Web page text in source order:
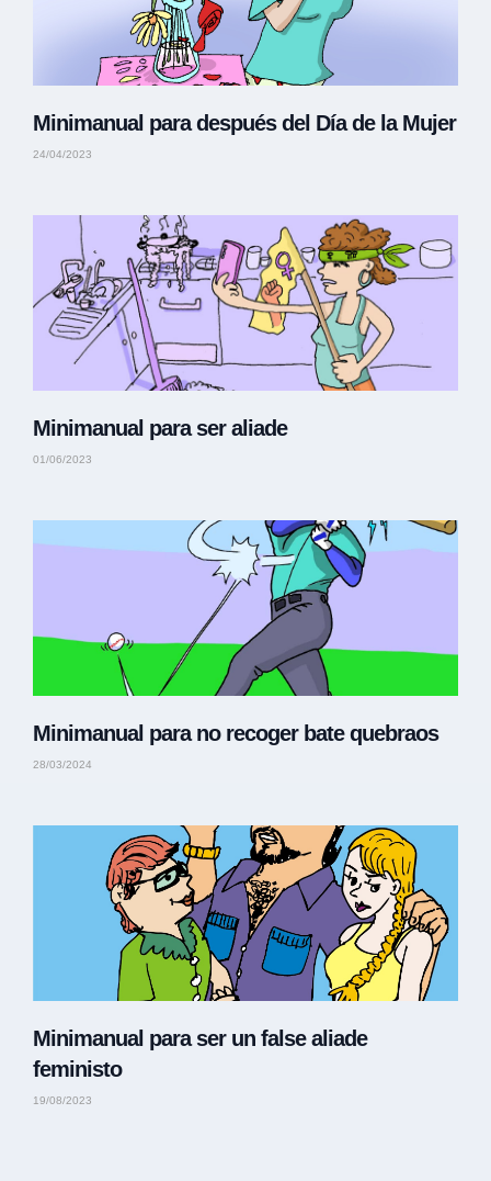
Minimanual para después del Día de la Mujer
24/04/2023
Minimanual para ser aliade
01/06/2023
Minimanual para no recoger bate quebraos
28/03/2024
Minimanual para ser un false aliade
feministo
19/08/2023